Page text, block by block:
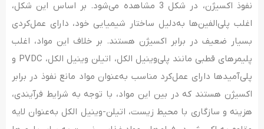
نفوذ اکسیژن، در شکل 3 مشاهده می‌شود. بر اساس این شکل،
اغلب پلی‌الفین‌ها به‌دلیل ساختار شیمیایی خود، دارای عمل‌کردی
بسیار ضعیف در برابر اکسیژن هستند. بر خلاف این مواد، اغلب
پلیمرهای قطبی مانند پلی‌وینیل الکل، اتیلن وینیل الکل، PVDC و
پلی‌آمیدها دارای عمل‌کرد مناسب به‌عنوان مواد مانع نفوذ در برابر
اکسیژن هستند که در بین این مواد، با توجه به شرایط فرآیندی،
هزینه و سازگاری با محیط زیست، اتیلن-وینیل الکل به‌عنوان لایه